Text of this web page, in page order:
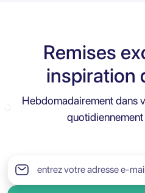
Remises
inspiration
Hebdomadairement dans